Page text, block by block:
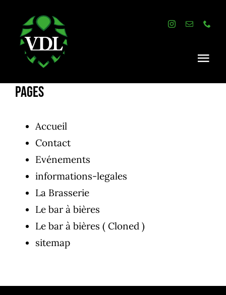
contenu
Accueil
Le Menu
Les événements
Pages
Accueil
Contact
Evénements
informations-legales
La Brasserie
Le bar à bières
Le bar à bières ( Cloned )
sitemap